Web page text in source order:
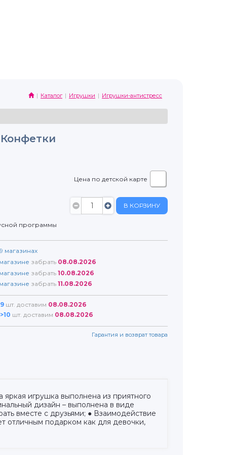
Каталог Игрушки Игрушки-антистресс
Цена по детской карте
В КОРЗИНУ
программы
магазинах
магазине забрать 08.08.2026
магазине забрать 10.08.2026
магазине забрать 11.08.2026
9 шт. доставим 08.08.2026
>10 шт. доставим 08.08.2026
Гарантия и возврат товара
игрушка выполнена из приятного
дизайн – выполнена в виде
вместе с друзьями; ● Взаимодействие
отличным подарком как для девочки,